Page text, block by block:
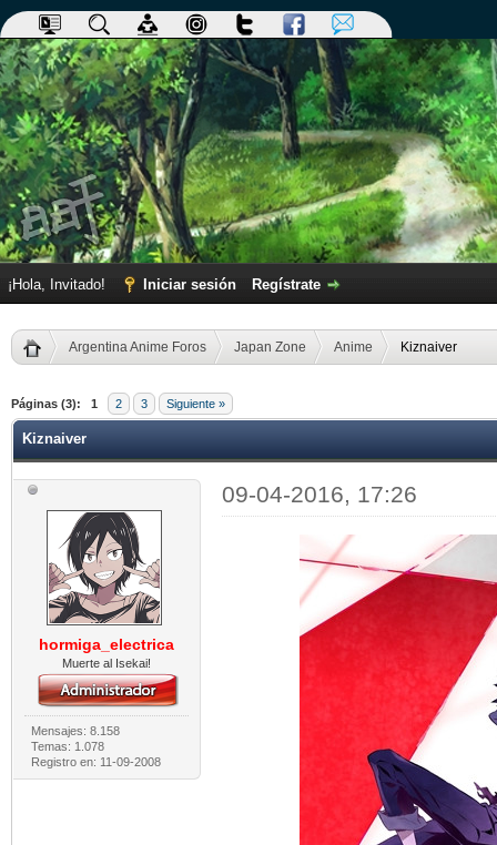
¡Hola, Invitado! Iniciar sesión Regístrate
Argentina Anime Foros Japan Zone Anime Kiznaiver
Páginas (3): 1 2 3 Siguiente »
Kiznaiver
hormiga_electrica
Muerte al Isekai!
Mensajes: 8.158
Temas: 1.078
Registro en: 11-09-2008
09-04-2016, 17:26